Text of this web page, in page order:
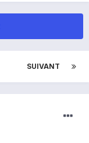
SUIVANT